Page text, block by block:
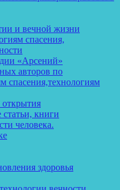
и вечной жизни
спасения,
«Арсений»
авторов по
спасения,технологиям
книги
человека.
здоровья